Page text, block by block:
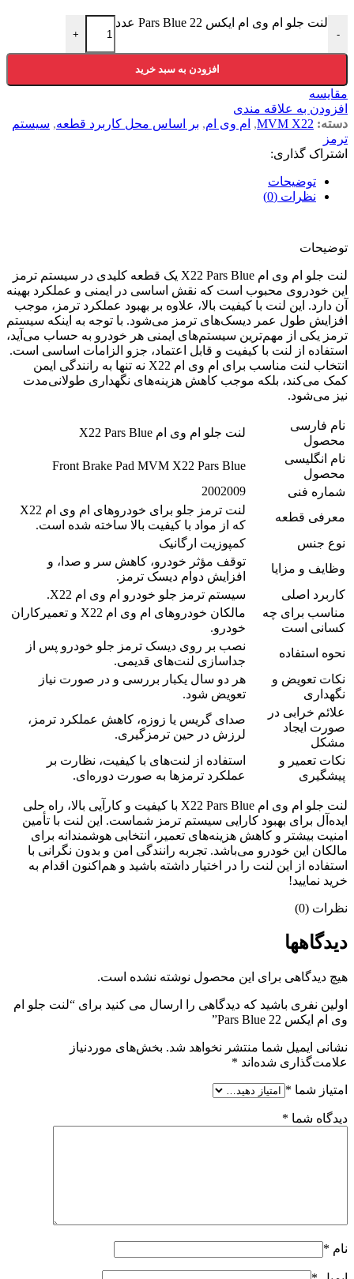
-
لنت جلو ام وی ام ایکس 22 Pars Blue عدد
+
افزودن به سبد خرید
مقایسه
افزودن به علاقه مندی
دسته: MVM X22
, ام وی ام, بر اساس محل کاربرد قطعه, سیستم
ترمز
اشتراک گذاری:
توضیحات
نظرات (0)
توضیحات
لنت جلو ام وی ام X22 Pars Blue یک قطعه کلیدی در سیستم ترمز
این خودروی محبوب است که نقش اساسی در ایمنی و عملکرد بهینه
آن دارد. این لنت با کیفیت بالا، علاوه بر بهبود عملکرد ترمز، موجب
افزایش طول عمر دیسک‌های ترمز می‌شود. با توجه به اینکه سیستم
ترمز یکی از مهم‌ترین سیستم‌های ایمنی هر خودرو به حساب می‌آید،
استفاده از لنت با کیفیت و قابل اعتماد، جزو الزامات اساسی است.
انتخاب لنت مناسب برای ام وی ام X22 نه تنها به رانندگی ایمن
کمک می‌کند، بلکه موجب کاهش هزینه‌های نگهداری طولانی‌مدت
نیز می‌شود.
نام فارسی
محصول
لنت جلو ام وی ام X22 Pars Blue
نام انگلیسی
محصول
Front Brake Pad MVM X22 Pars Blue
شماره فنی
2002009
معرفی قطعه
لنت ترمز جلو برای خودروهای ام وی ام X22
که از مواد با کیفیت بالا ساخته شده است.
نوع جنس
کمپوزیت ارگانیک
وظایف و مزایا
توقف مؤثر خودرو، کاهش سر و صدا، و
افزایش دوام دیسک ترمز.
کاربرد اصلی
سیستم ترمز جلو خودرو ام وی ام X22.
مناسب برای چه
کسانی است
مالکان خودروهای ام وی ام X22 و تعمیرکاران
خودرو.
نحوه استفاده
نصب بر روی دیسک ترمز جلو خودرو پس از
جداسازی لنت‌های قدیمی.
نکات تعویض و
نگهداری
هر دو سال یکبار بررسی و در صورت نیاز
تعویض شود.
علائم خرابی در
صورت ایجاد
مشکل
صدای گریس یا زوزه، کاهش عملکرد ترمز،
لرزش در حین ترمزگیری.
نکات تعمیر و
پیشگیری
استفاده از لنت‌های با کیفیت، نظارت بر
عملکرد ترمزها به صورت دوره‌ای.
لنت جلو ام وی ام X22 Pars Blue با کیفیت و کارآیی بالا، راه حلی
ایده‌آل برای بهبود کارایی سیستم ترمز شماست. این لنت با تأمین
امنیت بیشتر و کاهش هزینه‌های تعمیر، انتخابی هوشمندانه برای
مالکان این خودرو می‌باشد. تجربه رانندگی امن و بدون نگرانی با
استفاده از این لنت را در اختیار داشته باشید و هم‌اکنون اقدام به
خرید نمایید!
نظرات (0)
دیدگاهها
هیچ دیدگاهی برای این محصول نوشته نشده است.
اولین نفری باشید که دیدگاهی را ارسال می کنید برای “لنت جلو ام
وی ام ایکس 22 Pars Blue”
نشانی ایمیل شما منتشر نخواهد شد. بخش‌های موردنیاز
علامت‌گذاری شده‌اند *
امتیاز شما *
دیدگاه شما *
نام *